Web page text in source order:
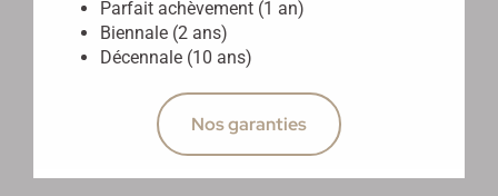
Parfait achèvement (1 an)
Biennale (2 ans)
Décennale (10 ans)
Nos garanties